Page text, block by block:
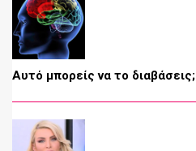
Αυτό μπορείς να το διαβάσεις;